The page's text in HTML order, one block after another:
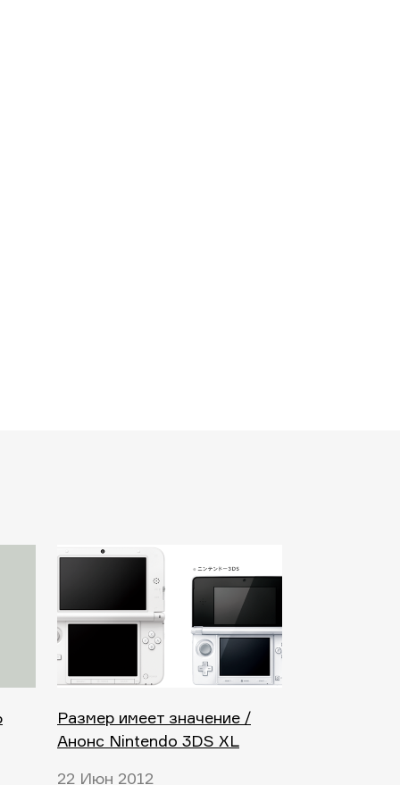
Размер имеет значение /
Анонс Nintendo 3DS XL
22 Июн 2012